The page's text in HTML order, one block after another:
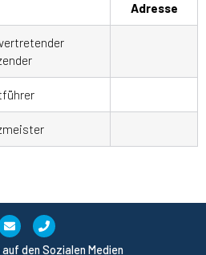
Adresse
auf den Sozialen Medien